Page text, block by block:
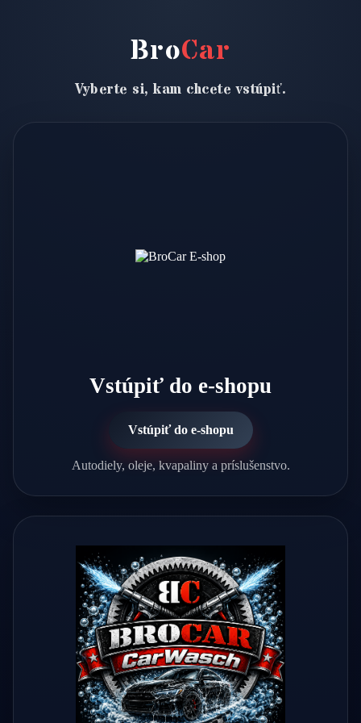
BroCar
Vyberte si, kam chcete vstúpiť.
Vstúpiť do e-shopu
Vstúpiť do e-shopu
Autodiely, oleje, kvapaliny a príslušenstvo.